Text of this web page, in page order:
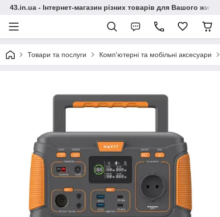
43.in.ua - Інтернет-магазин різних товарів для Вашого
Товари та послуги Комп'ютерні та мобільні аксесуари